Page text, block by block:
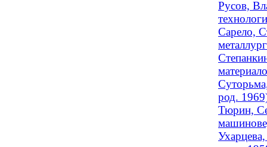
Русов,
Сарело,
род.
Тюрин,